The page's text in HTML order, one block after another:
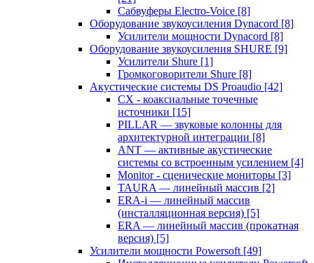
Сабвуферы Electro-Voice [8]
Оборудование звукоусиления Dynacord [8]
Усилители мощности Dynacord [8]
Оборудование звукоусиления SHURE [9]
Усилители Shure [1]
Громкоговорители Shure [8]
Акустические системы DS Proaudio [42]
CX - коаксиальные точечные
источники [15]
PILLAR — звуковые колонны для
архитектурной интеграции [8]
ANT — активные акустические
системы со встроенным усилением [4]
Monitor - сценические мониторы [3]
TAURA — линейный массив [2]
ERA-i — линейный массив
(инсталляционная версия) [5]
ERA — линейный массив (прокатная
версия) [5]
Усилители мощности Powersoft [49]